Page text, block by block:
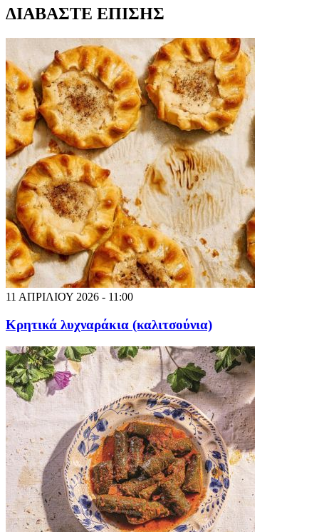
ΔΙΑΒΑΣΤΕ ΕΠΙΣΗΣ
11 ΑΠΡΙΛΙΟΥ 2026 - 11:00
Κρητικά λυχναράκια (καλιτσούνια)